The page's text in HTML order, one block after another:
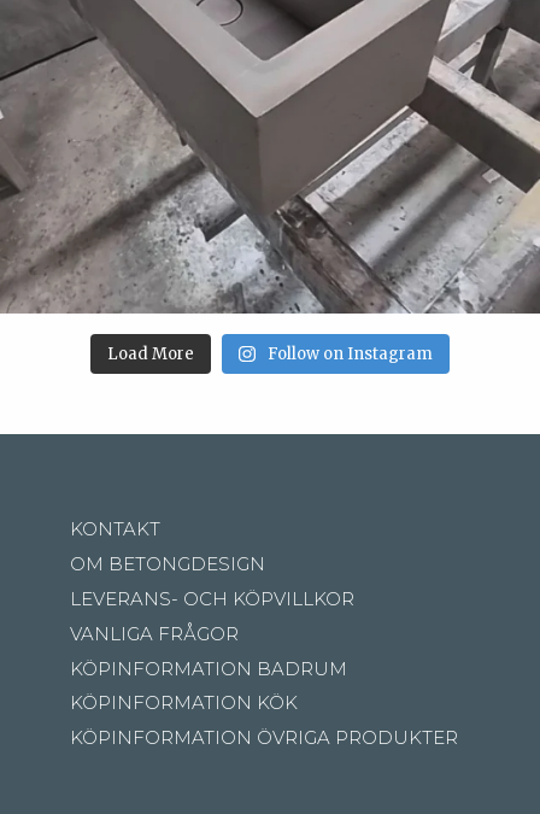
Load More Follow on Instagram
KONTAKT
OM BETONGDESIGN
LEVERANS- OCH KÖPVILLKOR
VANLIGA FRÅGOR
KÖPINFORMATION BADRUM
KÖPINFORMATION KÖK
KÖPINFORMATION ÖVRIGA PRODUKTER